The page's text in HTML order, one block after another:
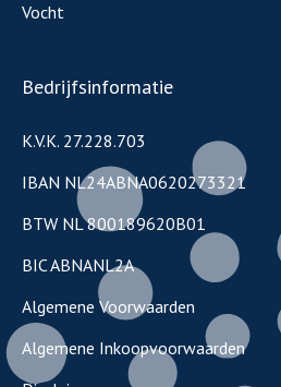
Vocht
Bedrijfsinformatie
K.V.K. 27.228.703
IBAN NL24ABNA0620273321
BTW NL 800189620B01
BIC ABNANL2A
Algemene Voorwaarden
Algemene Inkoopvoorwaarden